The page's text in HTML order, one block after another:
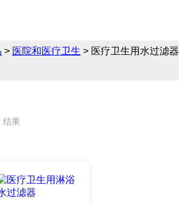
> 医院和医疗卫生 > 医疗卫生用水过滤器
结果